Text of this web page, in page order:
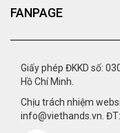
FANPAGE
Giấy phép ĐKKD số:
Hồ Chí Minh.
Chịu trách nhiệm
info@viethands.vn.